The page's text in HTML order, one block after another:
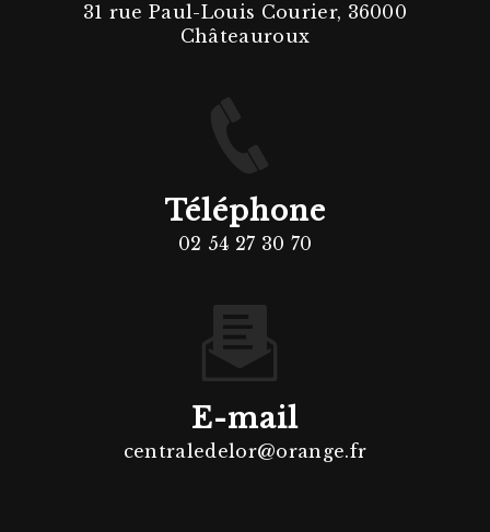
31 rue Paul-Louis Courier, 36000
Châteauroux
Téléphone
02 54 27 30 70
E-mail
centraledelor@orange.fr